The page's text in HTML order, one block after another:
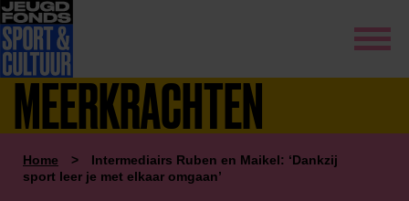
MEERKRACHTEN
Home >
Intermediairs Ruben en Maikel: ‘Dankzij
sport leer je met elkaar omgaan’